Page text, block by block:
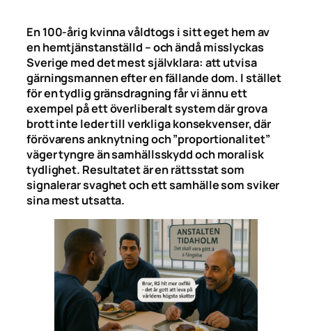
En 100-årig kvinna våldtogs i sitt eget hem av
en hemtjänstanställd – och ändå misslyckas
Sverige med det mest självklara: att utvisa
gärningsmannen efter en fällande dom. I stället
för en tydlig gränsdragning får vi ännu ett
exempel på ett överliberalt system där grova
brott inte leder till verkliga konsekvenser, där
förövarens anknytning och ”proportionalitet”
väger tyngre än samhällsskydd och moralisk
tydlighet. Resultatet är en rättsstat som
signalerar svaghet och ett samhälle som sviker
sina mest utsatta.